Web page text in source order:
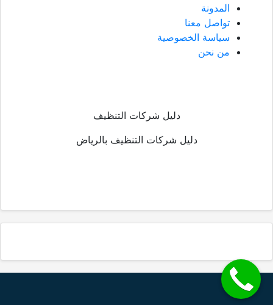
المدونة
تواصل معنا
سياسة الخصوصية
من نحن
دليل شركات التنظيف
دليل شركات التنظيف بالرياض